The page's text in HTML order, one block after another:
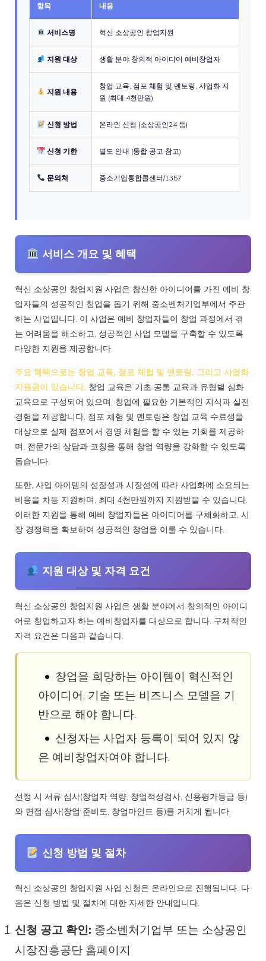
항목 내용
서비스명 혁신 소상공인 창업지원
지원 대상 생활 분야 창의적 아이디어 예비창업자
지원 내용
창업 교육, 점포 체험 및 멘토링, 사업화 지
원 (최대 4천만원)
신청 방법 온라인 신청 (소상공인24 등)
신청 기한 별도 안내 (통합 공고 참고)
문의처 중소기업통합콜센터/1357
서비스 개요 및 혜택
혁신 소상공인 창업지원 사업은 참신한 아이디어를 가진 예비 창
업자들의 성공적인 창업을 돕기 위해 중소벤처기업부에서 주관
하는 사업입니다. 이 사업은 예비 창업자들이 창업 과정에서 겪
는 어려움을 해소하고, 성공적인 사업 모델을 구축할 수 있도록
다양한 지원을 제공합니다.
주요 혜택으로는 창업 교육, 점포 체험 및 멘토링, 그리고 사업화
지원금이 있습니다. 창업 교육은 기초 공통 교육과 유형별 심화
교육으로 구성되어 있으며, 창업에 필요한 기본적인 지식과 실전
경험을 제공합니다. 점포 체험 및 멘토링은 창업 교육 수료생을
대상으로 실제 점포에서 경영 체험을 할 수 있는 기회를 제공하
며, 전문가의 상담과 코칭을 통해 창업 역량을 강화할 수 있도록
돕습니다.
또한, 사업 아이템의 성장성과 시장성에 따라 사업화에 소요되는
비용을 차등 지원하며, 최대 4천만원까지 지원받을 수 있습니다.
이러한 지원을 통해 예비 창업자들은 아이디어를 구체화하고, 시
장 경쟁력을 확보하여 성공적인 창업을 이룰 수 있습니다.
지원 대상 및 자격 요건
혁신 소상공인 창업지원 사업은 생활 분야에서 창의적인 아이디
어로 창업하고자 하는 예비창업자를 대상으로 합니다. 구체적인
자격 요건은 다음과 같습니다.
창업을 희망하는 아이템이 혁신적인
아이디어, 기술 또는 비즈니스 모델을 기
반으로 해야 합니다.
신청자는 사업자 등록이 되어 있지 않
은 예비창업자여야 합니다.
선정 시 서류 심사(창업자 역량, 창업적성검사, 신용평가등급 등)
와 면접 심사(창업 준비도, 창업마인드 등)를 거치게 됩니다.
신청 방법 및 절차
혁신 소상공인 창업지원 사업 신청은 온라인으로 진행됩니다. 다
음은 신청 방법 및 절차에 대한 자세한 안내입니다.
신청 공고 확인: 중소벤처기업부 또는 소상공인
시장진흥공단 홈페이지